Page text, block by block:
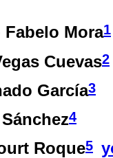
Mora1
Cuevas2
García3
4
Roque5